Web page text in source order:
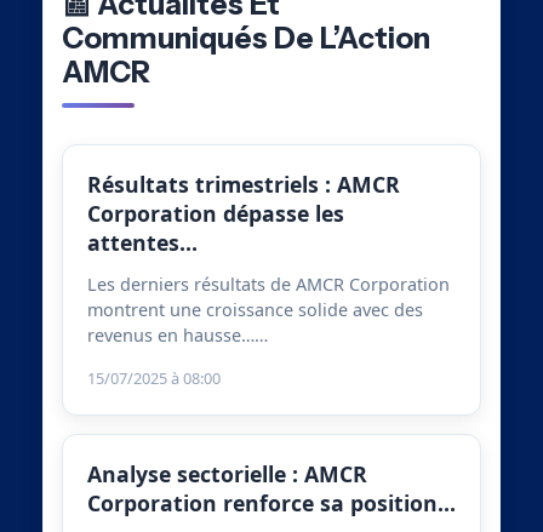
Communiqués De L’Action
AMCR
Résultats trimestriels : AMCR
Corporation dépasse les
attentes…
Les derniers résultats de AMCR Corporation
montrent une croissance solide avec des
revenus en hausse……
15/07/2025 à 08:00
Analyse sectorielle : AMCR
Corporation renforce sa position…